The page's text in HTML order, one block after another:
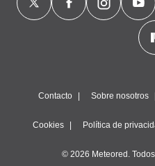
1199
Contacto Sobre nosotros
Cookies Política de
© 2026 Meteored.